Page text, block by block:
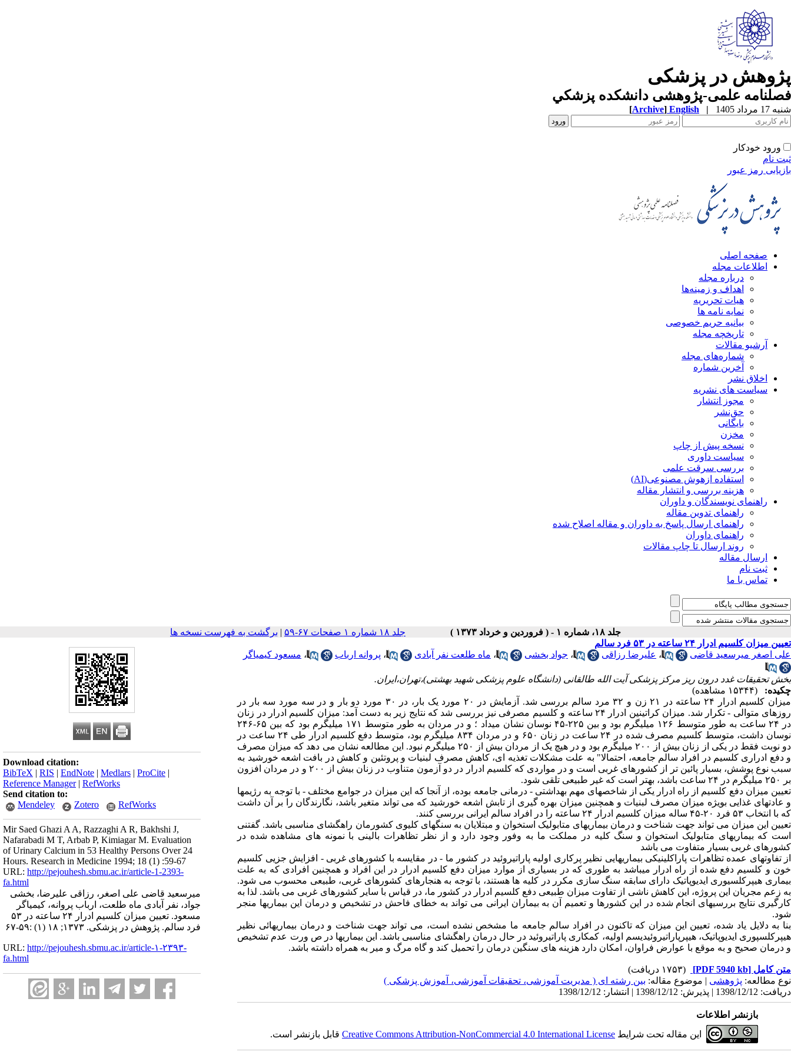
پژوهش در پزشکی
فصلنامه علمی-پژوهشی دانشکده پزشکي
شنبه 17 مرداد 1405 |
English
[Archive]
ورود خودکار
ثبت نام
بازیابی رمز عبور
صفحه اصلی
اطلاعات مجله
درباره مجله
اهداف و زمینه‌ها
هیات تحریریه
نمایه نامه ها
بیانیه حریم خصوصی
تاریخچه مجله
آرشیو مقالات
شماره‌های مجله
آخرین شماره
اخلاق نشر
سیاست های نشریه
مجوز انتشار
حق‌نشر
بایگانی
مخزن
نسخه پیش از چاپ
سیاست داوری
بررسی سرقت علمی
استفاده ازهوش مصنوعی(AI)
هزینه بررسی و انتشار مقاله
راهنمای نویسندگان و داوران
راهنمای تدوین مقاله
راهنمای ارسال پاسخ به داوران و مقاله اصلاح شده
راهنمای داوران
روند ارسال تا چاپ مقالات
ارسال مقاله
ثبت نام
تماس با ما
جلد ۱۸، شماره ۱ - ( فروردین و خرداد ۱۳۷۳ ) جلد ۱۸ شماره ۱ صفحات ۶۷-۵۹ | برگشت به فهرست نسخه ها
Download citation:
BibTeX | RIS | EndNote | Medlars | ProCite |
Reference Manager| RefWorks
Send citation to:
Mendeley
Zotero RefWorks
Mir Saed Ghazi A A, Razzaghi A R, Bakhshi J,
Nafarabadi M T, Arbab P, Kimiagar M. Evaluation
of Urinary Calcium in 53 Healthy Persons Over 24
Hours. Research in Medicine 1994; 18 (1) :59-67
URL: http://pejouhesh.sbmu.ac.ir/article-1-2393-
fa.html
میرسعید قاضی علی اصغر، رزاقی علیرضا، بخشی
جواد، نفر آبادی ماه طلعت، ارباب پروانه، کیمیاگر
مسعود. تعیین میزان کلسیم ادرار ۲۴ ساعته در ۵۳
فرد سالم. پژوهش در پزشکی. ۱۳۷۳; ۱۸ (۱) :۵۹-۶۷
URL: http://pejouhesh.sbmu.ac.ir/article-۱-۲۳۹۳-
fa.html
تعیین میزان کلسیم ادرار ۲۴ ساعته در ۵۳ فرد سالم
علی اصغر میرسعید قاضی
، علیرضا رزاقی ، جواد بخشی ، ماه طلعت نفر آبادی ، پروانه ارباب ، مسعود کیمیاگر
بخش تحقیقات غدد درون ریز مرکز پزشکی آیت الله طالقانی (دانشگاه علوم پزشکی شهید بهشتی)،تهران،ایران.
چکیده:
(۱۵۳۴۴ مشاهده)
میزان کلسیم ادرار ۲۴ ساعته در ۲۱ زن و ۳۲ مرد سالم بررسی شد. آزمایش در ۲۰ مورد یک بار، در ۳۰ مورد دو بار و در سه مورد سه بار در
روزهای متوالی - تکرار شد. میزان کراتینین ادرار ۲۴ ساعته و کلسیم مصرفی نیز بررسی شد که نتایج زیر به دست آمد: میزان کلسیم ادرار در زنان
در ۲۴ ساعت به طور متوسط ۱۲۶ میلیگرم بود و بین ۲۲۵-۴۵ نوسان نشان میداد ؛ و در مردان به طور متوسط ۱۷۱ میلیگرم بود که بین ۶۵-۲۴۶
نوسان داشت، متوسط کلسیم مصرف شده در ۲۴ ساعت در زنان ۶۵۰ و در مردان ۸۳۴ میلیگرم بود، متوسط دفع کلسیم ادرار طی ۲۴ ساعت در
دو نوبت فقط در یکی از زنان بیش از ۲۰۰ میلیگرم بود و در هیچ یک از مردان بیش از ۲۵۰ میلیگرم نبود. این مطالعه نشان می دهد که میزان مصرف
و دفع ادراری کلسیم در افراد سالم جامعه، احتمالا" به علت مشکلات تغذیه ای، کاهش مصرف لبنیات و پروتئین و کاهش در بافت اشعه خورشید به
سبب نوع پوشش، بسیار پائین تر از کشورهای غربی است و در مواردی که کلسیم ادرار در دو آزمون متناوب در زنان بیش از ۲۰۰ و در مردان افزون
بر ۲۵۰ میلیگرم در ۲۴ ساعت باشد، بهتر است که غیر طبیعی تلقی شود.
تعیین میزان دفع کلسیم از راه ادرار یکی از شاخصهای مهم بهداشتی - درمانی جامعه بوده، از آنجا که این میزان در جوامع مختلف - با توجه به رژیمها
و عادتهای غذایی بویژه میزان مصرف لبنیات و همچنین میزان بهره گیری از تابش اشعه خورشید که می تواند متغیر باشد، نگارندگان را بر آن داشت
که با انتخاب ۵۳ فرد ۲۰-۴۵ ساله میزان کلسیم ادرار ۲۴ ساعته را در افراد سالم ایرانی بررسی کنند.
تعیین این میزان می تواند جهت شناخت و درمان بیماریهای متابولیک استخوان و مبتلایان به سنگهای کلیوی کشورمان راهگشای مناسبی باشد. گفتنی
است که بیماریهای متابولیک استخوان و سنگ کلیه در مملکت ما به وفور وجود دارد و از نظر تظاهرات بالینی با نمونه های مشاهده شده در
کشورهای غربی بسیار متفاوت می باشد
از تفاوتهای عمده تظاهرات پاراکلینیکی بیماریهایی نظیر پرکاری اولیه پاراتیروئید در کشور ما - در مقایسه با کشورهای غربی - افزایش جزیی کلسیم
خون و کلسیم دفع شده از راه ادرار میباشد به طوری که در بسیاری از موارد میزان دفع کلسیم ادرار در این افراد و همچنین افرادی که به علت
بیماری هیپرکلسیوری ایدیوپاتیک دارای سابقه سنگ سازی مکرر در کلیه ها هستند، با توجه به هنجارهای کشورهای غربی، طبیعی محسوب می شود.
به زعم مجریان این پروژه، این کاهش ناشی از تفاوت میزان طبیعی دفع کلسیم ادرار در کشور ما، در قیاس با سایر کشورهای غربی می باشد. لذا به
کارگیری نتایج بررسیهای انجام شده در این کشورها و تعمیم آن به بیماران ایرانی می تواند به خطای فاحش در تشخیص و درمان این بیماریها منجر
شود.
بنا به دلایل یاد شده، تعیین این میزان که تاکنون در افراد سالم جامعه ما مشخص نشده است، می تواند جهت شناخت و درمان بیماریهائی نظیر
هیپرکلسپوری ایدیوپاتیک، هیپرپاراتیروئیدیسم اولیه، کمکاری پاراتیروئید در حال درمان راهگشای مناسبی باشد. این بیماریها در ص ورت عدم تشخیص
و درمان صحیح و به موقع با عوارض فراوان، امکان دارد هزینه های سنگین درمان را تحمیل کند و گاه مرگ و میر به همراه داشته باشد.
متن کامل [PDF 5940 kb]
(۱۷۵۳ دریافت)
نوع مطالعه: پژوهشی | موضوع مقاله: بین رشته ای ( مدیریت آموزشی، تحقیقات آموزشی، آموزش پزشکی )
دریافت: 1398/12/12 | پذیرش: 1398/12/12 | انتشار: 1398/12/12
بازنشر اطلاعات
این مقاله تحت شرایط Creative Commons Attribution-NonCommercial 4.0 International Licenseقابل بازنشر است.